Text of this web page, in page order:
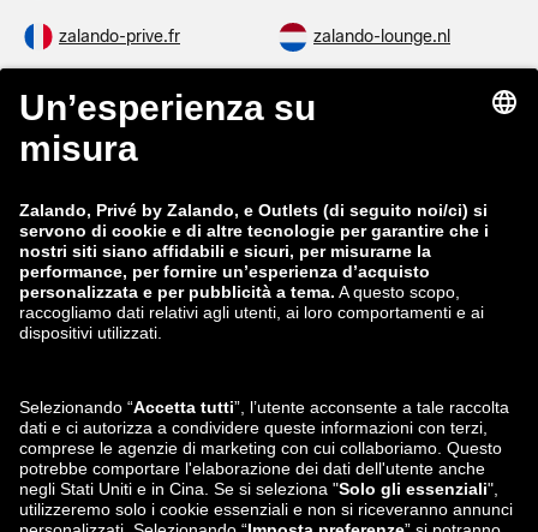
zalando-prive.fr zalando-lounge.nl
zalando-lounge.be
zalando-lounge.fi
zalando-prive.es zalando-lounge.cz
zalando-lounge.lt zalando-lounge.sk
zalando-lounge.si zalando-lounge.hu
zalando-lounge.lu zalando-lounge.ee
zalando-lounge.lv zalando-lounge.no